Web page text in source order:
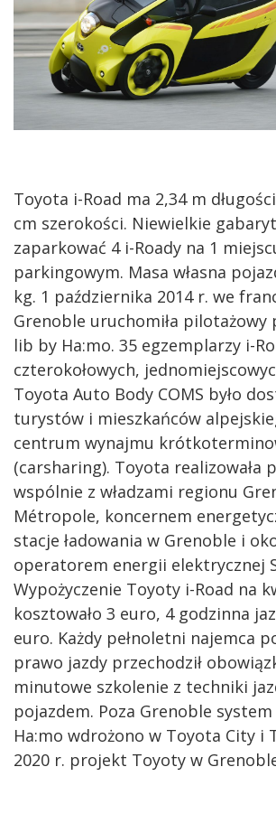
Toyota i-Road ma 2,34 m
cm szerokości. Niewielkie
zaparkować 4 i-Roady na 1
parkingowym. Masa własna
kg. 1 października 2014 r. we
Grenoble uruchomiła pilotażowy
lib by Ha:mo. 35 egzemplarzy i-
czterokołowych,
Toyota Auto Body COMS było
turystów i mieszkańców
centrum wynajmu
(carsharing). Toyota realizowała
wspólnie z władzami regionu
Métropole, koncernem
stacje ładowania w Grenoble i
operatorem energii elektrycznej
Wypożyczenie Toyoty i-Road na
kosztowało 3 euro, 4 godzinna
euro. Każdy pełnoletni najemca
prawo jazdy przechodził
minutowe szkolenie z techniki
pojazdem. Poza Grenoble
Ha:mo wdrożono w Toyota City i
2020 r. projekt Toyoty w